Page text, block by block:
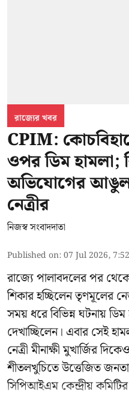
রাজ্যের খবর
CPIM:
ওপর ডিম হামলা;
অভিযোগের
নেত্রীর
নিজস্ব সংবাদদাতা
Published on:07 Jul 2026,
রাজ্যে পালাবদলের পর
শিকার হচ্ছিলেন তৃণমূলের
সময় ধরে বিভিন্ন ঘটনায়
দেখাচ্ছিলেন। এবার সেই
নেত্রী মীনাক্ষী মুখার্জির
শীতলখুচিতে উত্তেজিত
সিপিআইএম কেন্দ্রীয়